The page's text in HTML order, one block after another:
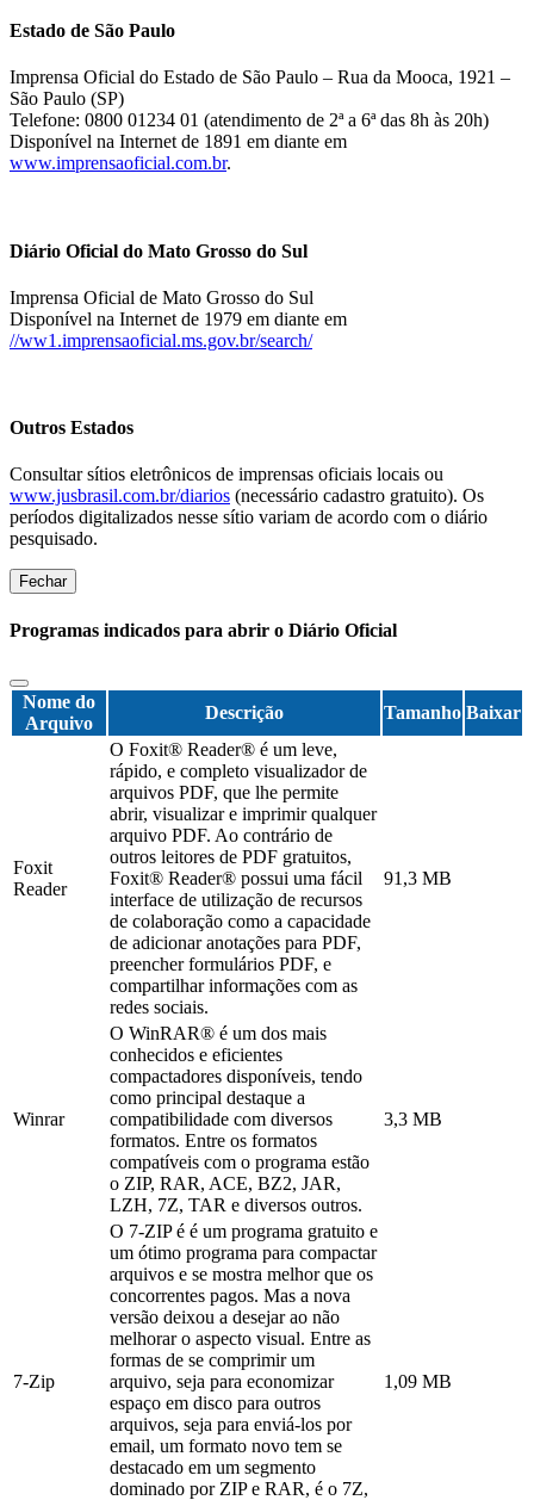
Estado de São Paulo
Imprensa Oficial do Estado de São Paulo – Rua da Mooca, 1921 –
São Paulo (SP)
Telefone: 0800 01234 01 (atendimento de 2ª a 6ª das 8h às 20h)
Disponível na Internet de 1891 em diante em
www.imprensaoficial.com.br.
Diário Oficial do Mato Grosso do Sul
Imprensa Oficial de Mato Grosso do Sul
Disponível na Internet de 1979 em diante em
//ww1.imprensaoficial.ms.gov.br/search/
Outros Estados
Consultar sítios eletrônicos de imprensas oficiais locais ou
www.jusbrasil.com.br/diarios (necessário cadastro gratuito). Os
períodos digitalizados nesse sítio variam de acordo com o diário
pesquisado.
Fechar
Programas indicados para abrir o Diário Oficial
Nome do
Arquivo
Descrição Tamanho Baixar
Foxit
Reader
O Foxit® Reader® é um leve,
rápido, e completo visualizador de
arquivos PDF, que lhe permite
abrir, visualizar e imprimir qualquer
arquivo PDF. Ao contrário de
outros leitores de PDF gratuitos,
Foxit® Reader® possui uma fácil
interface de utilização de recursos
de colaboração como a capacidade
de adicionar anotações para PDF,
preencher formulários PDF, e
compartilhar informações com as
redes sociais.
91,3 MB
Winrar
O WinRAR® é um dos mais
conhecidos e eficientes
compactadores disponíveis, tendo
como principal destaque a
compatibilidade com diversos
formatos. Entre os formatos
compatíveis com o programa estão
o ZIP, RAR, ACE, BZ2, JAR,
LZH, 7Z, TAR e diversos outros.
3,3 MB
7-Zip
O 7-ZIP é é um programa gratuito e
um ótimo programa para compactar
arquivos e se mostra melhor que os
concorrentes pagos. Mas a nova
versão deixou a desejar ao não
melhorar o aspecto visual. Entre as
formas de se comprimir um
arquivo, seja para economizar
espaço em disco para outros
arquivos, seja para enviá-los por
email, um formato novo tem se
destacado em um segmento
dominado por ZIP e RAR, é o 7Z,
1,09 MB